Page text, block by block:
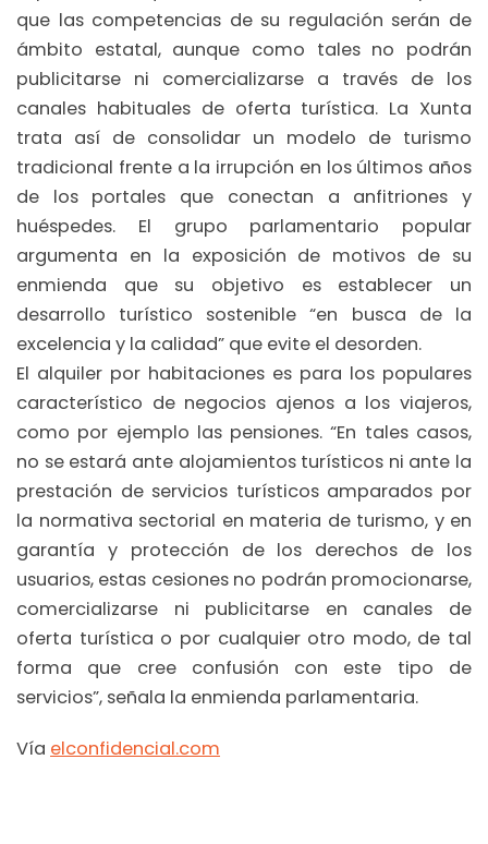
que las competencias de su regulación serán de
ámbito estatal, aunque como tales no podrán
publicitarse ni comercializarse a través de los
canales habituales de oferta turística. La Xunta
trata así de consolidar un modelo de turismo
tradicional frente a la irrupción en los últimos años
de los portales que conectan a anfitriones y
huéspedes. El grupo parlamentario popular
argumenta en la exposición de motivos de su
enmienda que su objetivo es establecer un
desarrollo turístico sostenible “en busca de la
excelencia y la calidad” que evite el desorden.
El alquiler por habitaciones es para los populares
característico de negocios ajenos a los viajeros,
como por ejemplo las pensiones. “En tales casos,
no se estará ante alojamientos turísticos ni ante la
prestación de servicios turísticos amparados por
la normativa sectorial en materia de turismo, y en
garantía y protección de los derechos de los
usuarios, estas cesiones no podrán promocionarse,
comercializarse ni publicitarse en canales de
oferta turística o por cualquier otro modo, de tal
forma que cree confusión con este tipo de
servicios”, señala la enmienda parlamentaria.
Vía elconfidencial.com